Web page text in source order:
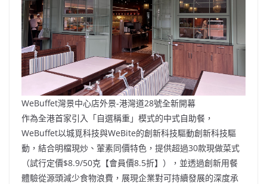
WeBuffet灣景中心店外景-港灣道28號全新開幕
作為全港首家引入「自選稱重」模式的中式自助餐，
WeBuffet以城覓科技與WeBite的創新科技驅動創新科技驅
動，結合明檔現炒、葷素同價特色，提供超過30款現做菜式
（試行定價$8.9/50克【會員價8.5折】），並透過創新用餐
體驗從源頭減少食物浪費，展現企業對可持續發展的深度承